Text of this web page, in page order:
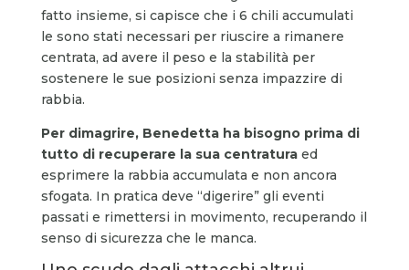
fatto insieme, si capisce che i 6 chili accumulati
le sono stati necessari per riuscire a rimanere
centrata, ad avere il peso e la stabilità per
sostenere le sue posizioni senza impazzire di
rabbia.
Per dimagrire, Benedetta ha bisogno prima di
tutto di recuperare la sua centraturaed
esprimere la rabbia accumulata e non ancora
sfogata. In pratica deve “digerire” gli eventi
passati e rimettersi in movimento, recuperando il
senso di sicurezza che le manca.